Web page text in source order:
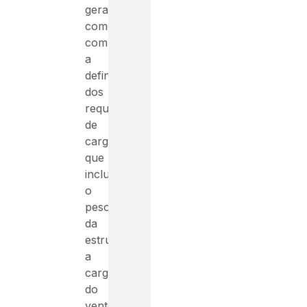
geralmente
começa
com
a
definição
dos
requisitos
de
carga,
que
incluem
o
peso
da
estrutura,
a
carga
do